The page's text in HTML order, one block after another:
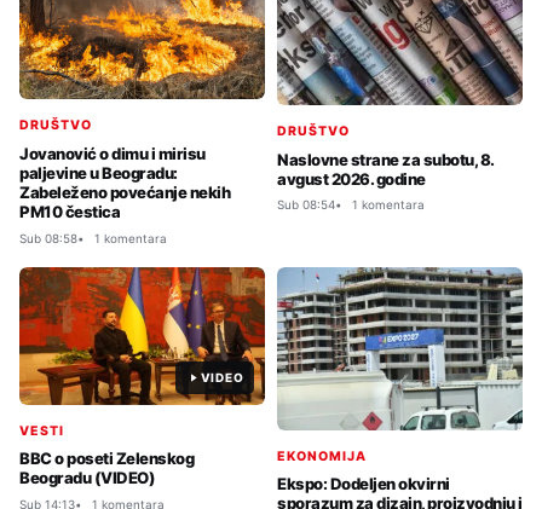
DRUŠTVO
Jovanović o dimu i mirisu
paljevine u Beogradu:
Zabeleženo povećanje nekih
PM10 čestica
Sub 08:58 1 komentara
DRUŠTVO
Naslovne strane za subotu, 8.
avgust 2026. godine
Sub 08:54 1 komentara
VIDEO
VESTI
BBC o poseti Zelenskog
Beogradu (VIDEO)
Sub 14:13 1 komentara
EKONOMIJA
Ekspo: Dodeljen okvirni
sporazum za dizajn, proizvodnju i